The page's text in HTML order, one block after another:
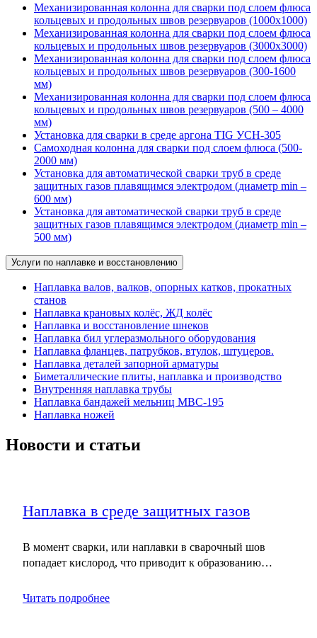
Механизированная колонна для сварки под слоем флюса
кольцевых и продольных швов резервуаров (1000х1000)
Механизированная колонна для сварки под слоем флюса
кольцевых и продольных швов резервуаров (3000х3000)
Механизированная колонна для сварки под слоем флюса
кольцевых и продольных швов резервуаров (300-1600
мм)
Механизированная колонна для сварки под слоем флюса
кольцевых и продольных швов резервуаров (500 – 4000
мм)
Установка для сварки в среде аргона TIG УСН-305
Самоходная колонна для сварки под слоем флюса (500-
2000 мм)
Установка для автоматической сварки труб в среде
защитных газов плавящимся электродом (диаметр min –
600 мм)
Установка для автоматической сварки труб в среде
защитных газов плавящимся электродом (диаметр min –
500 мм)
Услуги по наплавке и восстановлению
Наплавка валов, валков, опорных катков, прокатных
станов
Наплавка крановых колёс, ЖД колёс
Наплавка и восстановление шнеков
Наплавка бил углеразмольного оборудования
Наплавка фланцев, патрубков, втулок, штуцеров.
Наплавка деталей запорной арматуры
Биметаллические плиты, наплавка и производство
Внутренняя наплавка трубы
Наплавка бандажей мельниц МВС-195
Наплавка ножей
Новости и статьи
Наплавка в среде защитных газов
В момент сварки, или наплавки в сварочный шов
попадает кислород, что приводит к образованию…
Читать подробнее